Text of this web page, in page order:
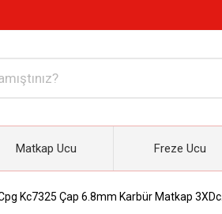
Matkap Ucu Freze Ucu
Kc7325 Çap 6.8mm Karbür Matkap 3XDc.